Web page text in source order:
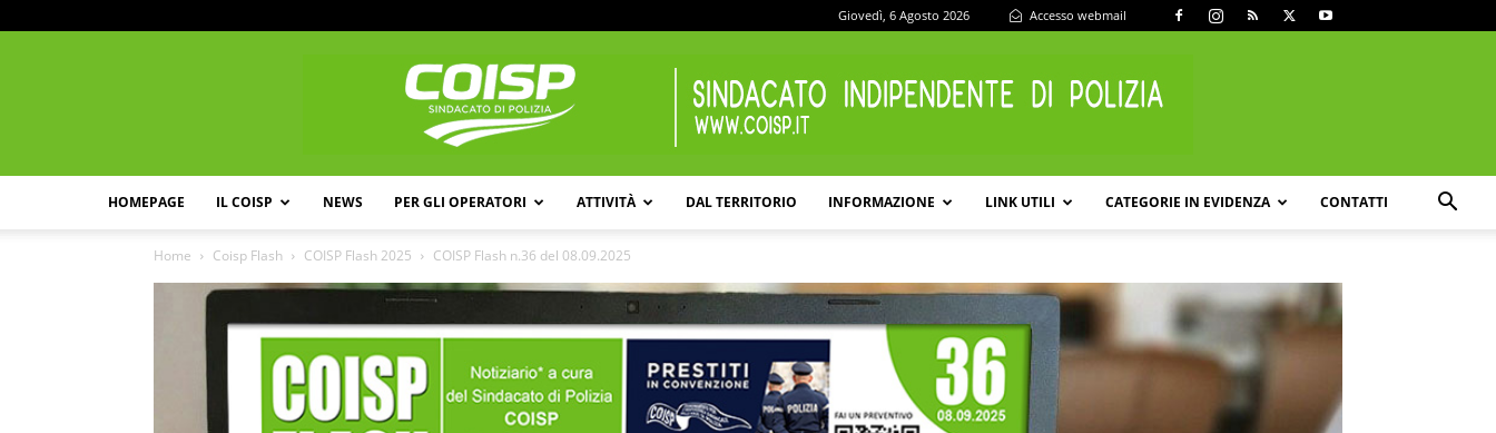
Giovedì, 6 Agosto 2026 Accesso webmail
HOMEPAGE IL COISP NEWS PER GLI OPERATORI ATTIVITÀ DAL TERRITORIO INFORMAZIONE LINK UTILI CATEGORIE IN EVIDENZA CONTATTI
Home Coisp Flash COISP Flash 2025 COISP Flash n.36 del 08.09.2025